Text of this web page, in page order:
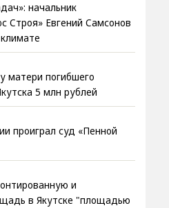
начальник
Строя» Евгений Самсонов
матери погибшего
5 млн рублей
проиграл суд «Пенной
и
в Якутске "площадью